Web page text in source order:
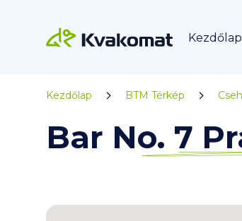
Kezdőlap
Kezdőlap BTM Térkép
Bar No. 7